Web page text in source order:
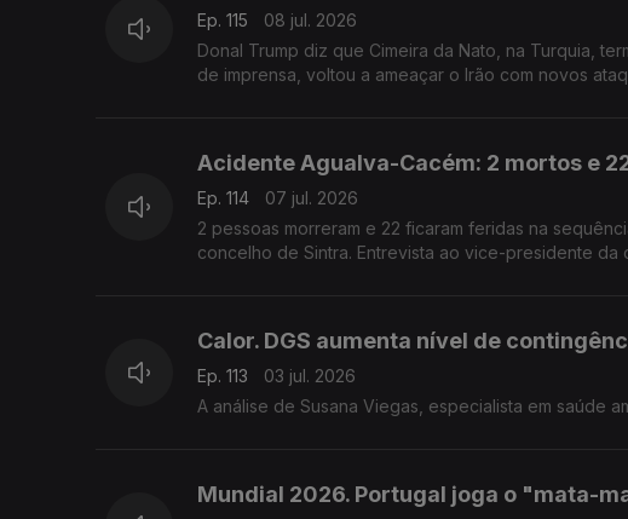
Ep. 115
08 jul. 2026
Donal Trump diz que Cimeira da Nato, na Turquia,
de imprensa, voltou a ameaçar o Irão com novos
Acidente Agualva-Cacém: 2 mortos e
Ep. 114
07 jul. 2026
2 pessoas morreram e 22 ficaram feridas na sequência do despiste de um autocarro da Carris Metropolitana no
concelho de Sintra. Entrevista ao vice-
Calor. DGS aumenta nível de
Ep. 113
03 jul. 2026
A análise de Susana Viegas, especialista em saúde
Mundial 2026. Portugal joga o "mata-